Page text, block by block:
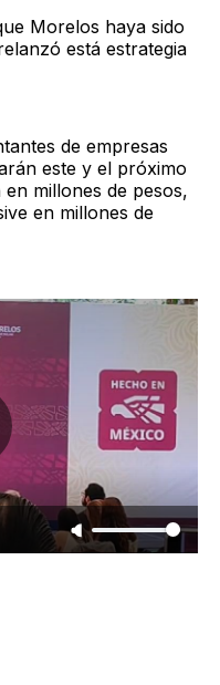
Morelos haya sido
está estrategia
de empresas
este y el próximo
millones de pesos,
en millones de